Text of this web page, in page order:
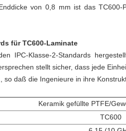
von 0,8 mm ist das TC600-
für TC600-Laminate
IPC-Klasse-2-Standards
stellt sicher, dass jede
so daß die Ingenieure in ihre
Keramik gefüllte PTFE/
TC600